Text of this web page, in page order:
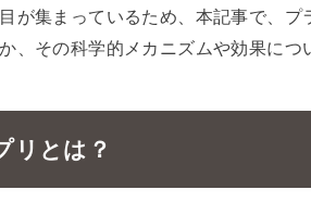
が集まっているため、本記事で、
、その科学的メカニズムや効果につ
リとは？